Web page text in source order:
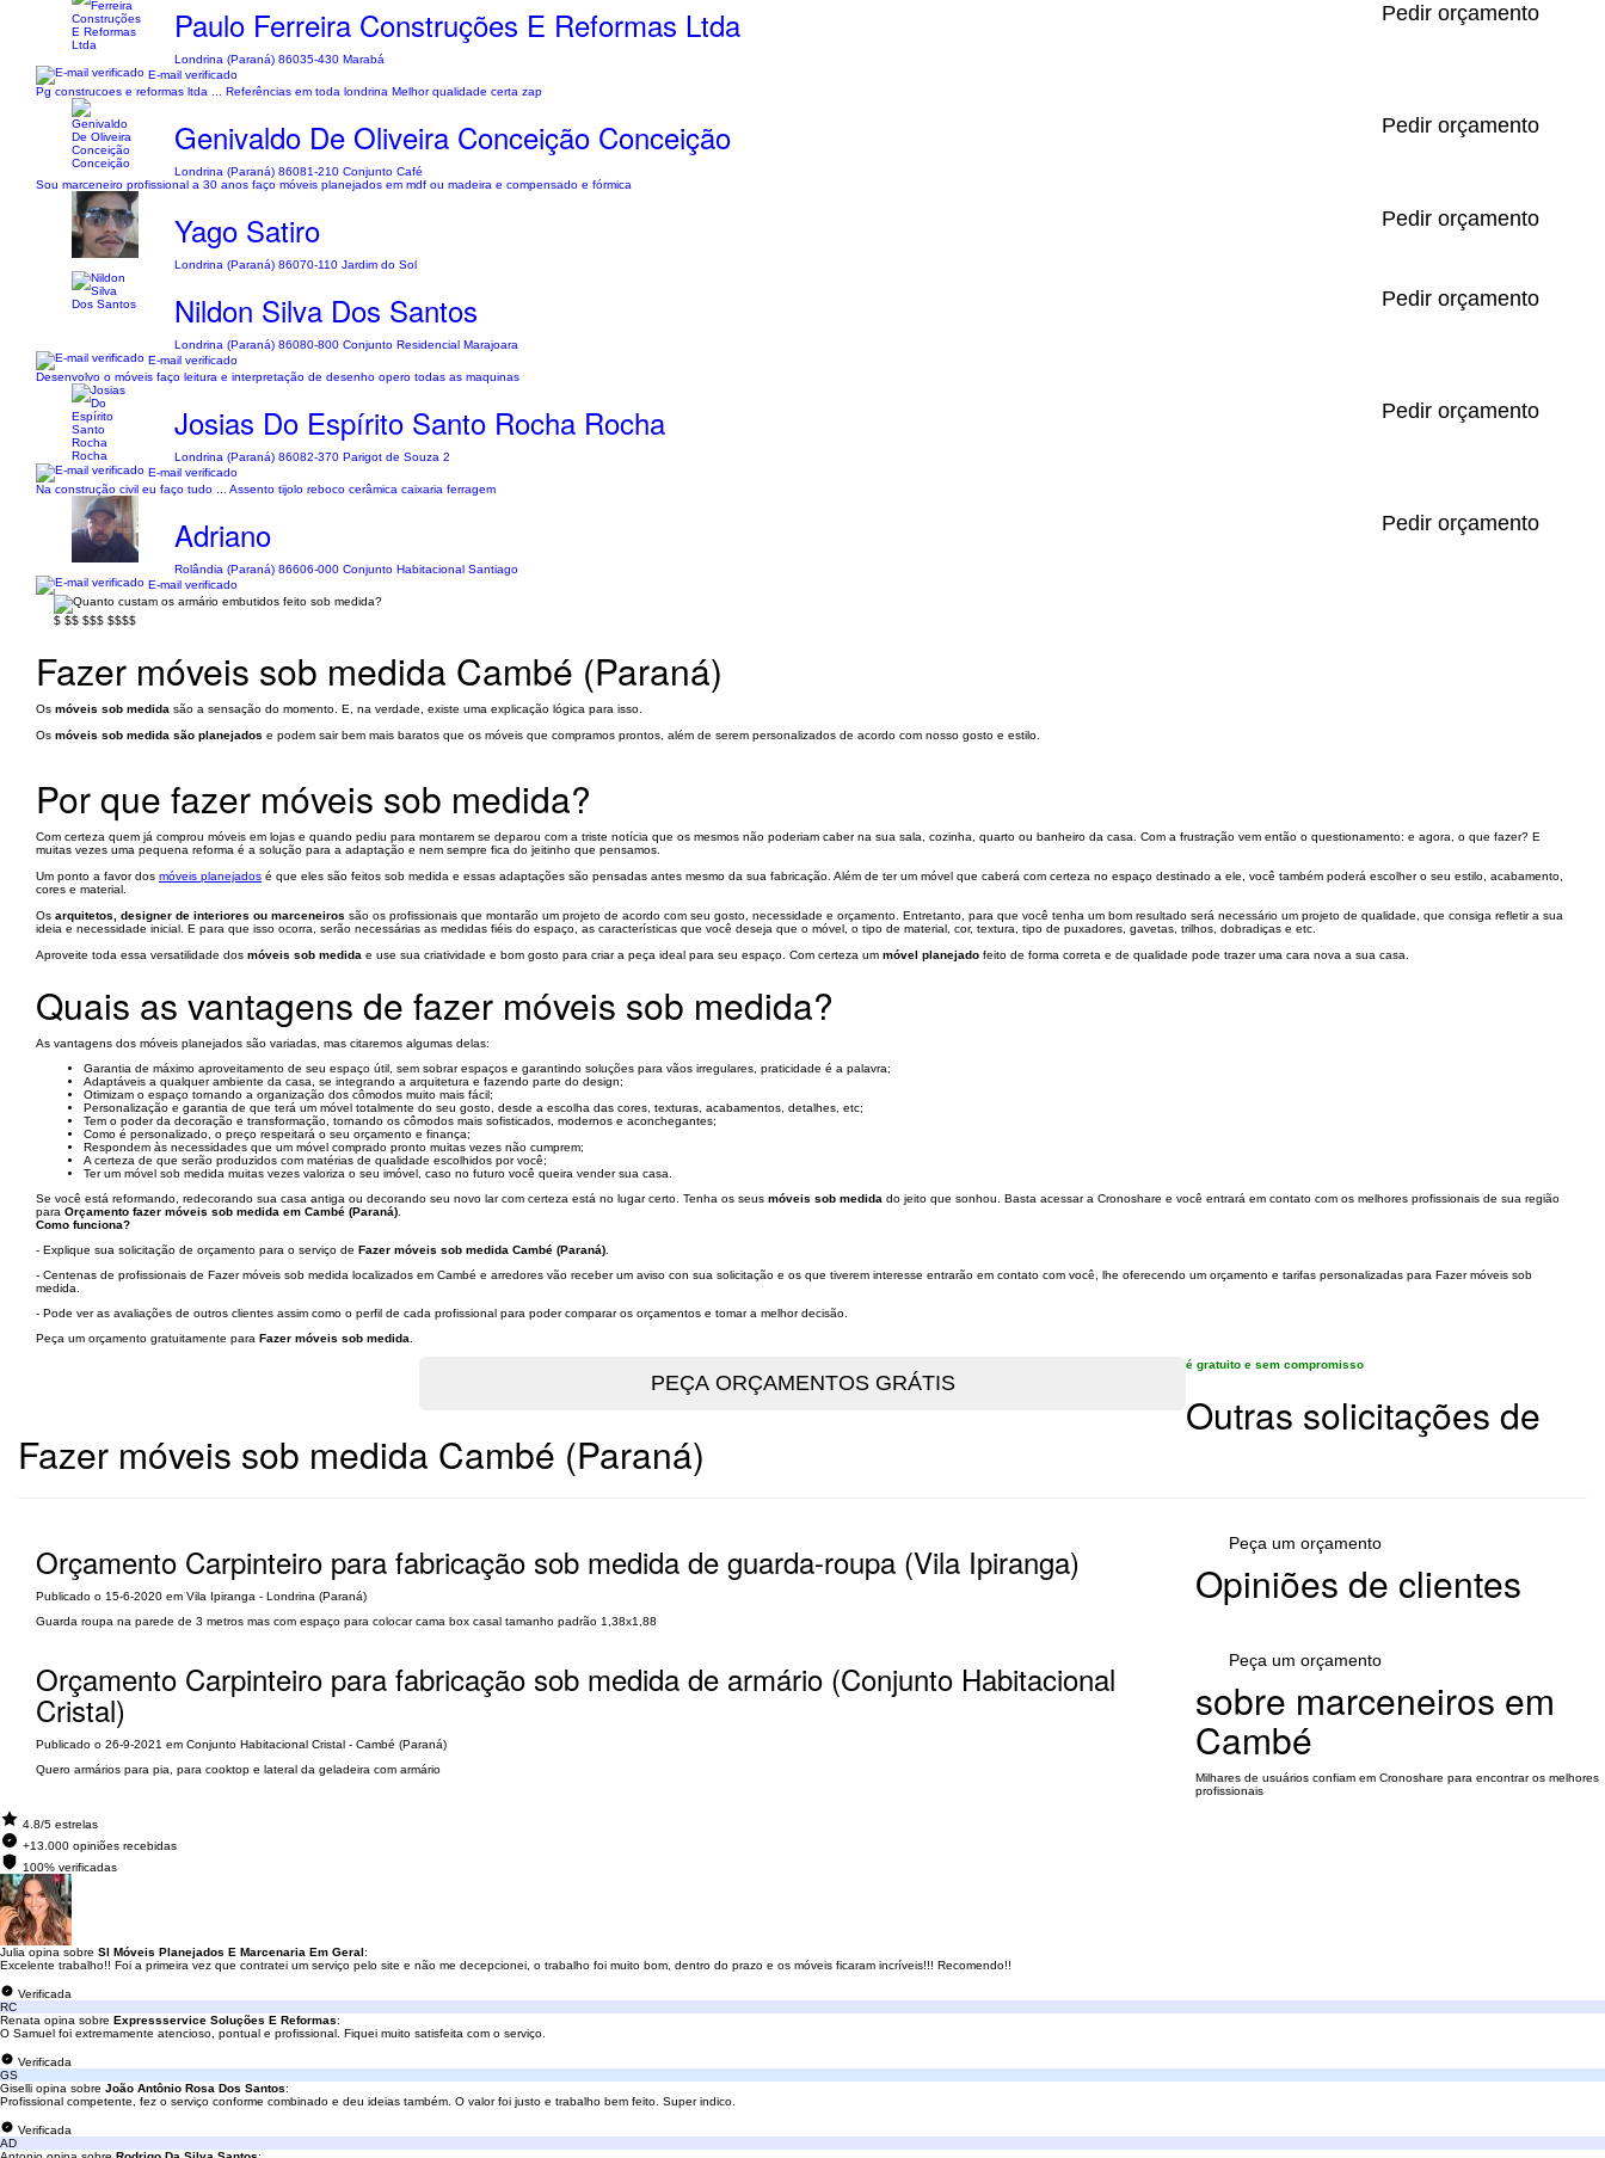
Paulo Ferreira Construções E Reformas Ltda
Londrina (Paraná) 86035-430 Marabá
E-mail verificado
Pg construcoes e reformas ltda ... Referências em toda londrina Melhor qualidade certa zap
Pedir orçamento
Genivaldo De Oliveira Conceição Conceição
Londrina (Paraná) 86081-210 Conjunto Café
Sou marceneiro profissional a 30 anos faço móveis planejados em mdf ou madeira e compensado e fórmica
Pedir orçamento
Yago Satiro
Londrina (Paraná) 86070-110 Jardim do Sol
Pedir orçamento
Nildon Silva Dos Santos
Londrina (Paraná) 86080-800 Conjunto Residencial Marajoara
E-mail verificado
Desenvolvo o móveis faço leitura e interpretação de desenho opero todas as maquinas
Pedir orçamento
Josias Do Espírito Santo Rocha Rocha
Londrina (Paraná) 86082-370 Parigot de Souza 2
E-mail verificado
Na construção civil eu faço tudo ... Assento tijolo reboco cerâmica caixaria ferragem
Pedir orçamento
Adriano
Rolândia (Paraná) 86606-000 Conjunto Habitacional Santiago
E-mail verificado
Pedir orçamento
$ $$ $$$ $$$$
Fazer móveis sob medida Cambé (Paraná)
Os móveis sob medida são a sensação do momento. E, na verdade, existe uma explicação lógica para isso.
Os móveis sob medida são planejados e podem sair bem mais baratos que os móveis que compramos prontos, além de serem personalizados de acordo com nosso gosto e estilo.
Por que fazer móveis sob medida?
Com certeza quem já comprou móveis em lojas e quando pediu para montarem se deparou com a triste notícia que os mesmos não poderiam caber na sua sala, cozinha, quarto ou banheiro da casa. Com a frustração vem então o questionamento: e agora, o que fazer? E
muitas vezes uma pequena reforma é a solução para a adaptação e nem sempre fica do jeitinho que pensamos.
Um ponto a favor dos móveis planejados é que eles são feitos sob medida e essas adaptações são pensadas antes mesmo da sua fabricação. Além de ter um móvel que caberá com certeza no espaço destinado a ele, você também poderá escolher o seu estilo, acabamento,
cores e material.
Os arquitetos, designer de interiores ou marceneiros são os profissionais que montarão um projeto de acordo com seu gosto, necessidade e orçamento. Entretanto, para que você tenha um bom resultado será necessário um projeto de qualidade, que consiga refletir a sua
ideia e necessidade inicial. E para que isso ocorra, serão necessárias as medidas fiéis do espaço, as características que você deseja que o móvel, o tipo de material, cor, textura, tipo de puxadores, gavetas, trilhos, dobradiças e etc.
Aproveite toda essa versatilidade dos móveis sob medida e use sua criatividade e bom gosto para criar a peça ideal para seu espaço. Com certeza um móvel planejado feito de forma correta e de qualidade pode trazer uma cara nova a sua casa.
Quais as vantagens de fazer móveis sob medida?
As vantagens dos móveis planejados são variadas, mas citaremos algumas delas:
Garantia de máximo aproveitamento de seu espaço útil, sem sobrar espaços e garantindo soluções para vãos irregulares, praticidade é a palavra;
Adaptáveis a qualquer ambiente da casa, se integrando a arquitetura e fazendo parte do design;
Otimizam o espaço tornando a organização dos cômodos muito mais fácil;
Personalização e garantia de que terá um móvel totalmente do seu gosto, desde a escolha das cores, texturas, acabamentos, detalhes, etc;
Tem o poder da decoração e transformação, tornando os cômodos mais sofisticados, modernos e aconchegantes;
Como é personalizado, o preço respeitará o seu orçamento e finança;
Respondem às necessidades que um móvel comprado pronto muitas vezes não cumprem;
A certeza de que serão produzidos com matérias de qualidade escolhidos por você;
Ter um móvel sob medida muitas vezes valoriza o seu imóvel, caso no futuro você queira vender sua casa.
Se você está reformando, redecorando sua casa antiga ou decorando seu novo lar com certeza está no lugar certo. Tenha os seus móveis sob medida do jeito que sonhou. Basta acessar a Cronoshare e você entrará em contato com os melhores profissionais de sua região
para Orçamento fazer móveis sob medida em Cambé (Paraná)
Como funciona?
- Explique sua solicitação de orçamento para o serviço de Fazer móveis sob medida Cambé (Paraná)
- Centenas de profissionais de Fazer móveis sob medida localizados em Cambé e arredores vão receber um aviso con sua solicitação e os que tiverem interesse entrarão em contato com você, lhe oferecendo um orçamento e tarifas personalizadas para Fazer móveis sob
medida.
- Pode ver as avaliações de outros clientes assim como o perfil de cada profissional para poder comparar os orçamentos e tomar a melhor decisão.
Peça um orçamento gratuitamente para Fazer móveis sob medida
é gratuito e sem compromisso
Outras solicitações de
Fazer móveis sob medida Cambé (Paraná)
Orçamento Carpinteiro para fabricação sob medida de guarda-roupa (Vila Ipiranga)
Publicado o 15-6-2020 em Vila Ipiranga - Londrina (Paraná)
Guarda roupa na parede de 3 metros mas com espaço para colocar cama box casal tamanho padrão 1,38x1,88
Peça um orçamento
Orçamento Carpinteiro para fabricação sob medida de armário (Conjunto Habitacional
Cristal)
Publicado o 26-9-2021 em Conjunto Habitacional Cristal - Cambé (Paraná)
Quero armários para pia, para cooktop e lateral da geladeira com armário
Peça um orçamento
Opiniões de clientes
sobre marceneiros em
Cambé
Milhares de usuários confiam em Cronoshare para encontrar os melhores
profissionais
4.8/5 estrelas
+13.000 opiniões recebidas
100% verificadas
Julia opina sobre Sl Móveis Planejados E Marcenaria Em Geral:
Excelente trabalho!! Foi a primeira vez que contratei um serviço pelo site e não me decepcionei, o trabalho foi muito bom, dentro do prazo e os móveis ficaram incríveis!!! Recomendo!!
Verificada
RC
Renata opina sobre Expressservice Soluções E Reformas:
O Samuel foi extremamente atencioso, pontual e profissional. Fiquei muito satisfeita com o serviço.
Verificada
GS
Giselli opina sobre João Antônio Rosa Dos Santos:
Profissional competente, fez o serviço conforme combinado e deu ideias também. O valor foi justo e trabalho bem feito. Super indico.
Verificada
AD